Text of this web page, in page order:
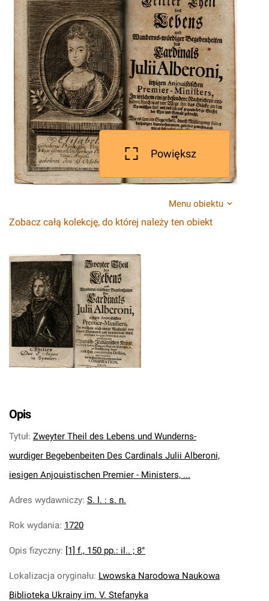
Powiększ
Menu obiektu
Zobacz całą kolekcję, do której należy ten obiekt
Opis
Tytuł: Zweyter Theil des Lebens und Wunderns-
wurdiger Begebenbeiten Des Cardinals Julii Alberoni,
iesigen Anjouistischen Premier - Ministers, ...
Adres wydawniczy: S. l. : s. n.
Rok wydania: 1720
Opis fizyczny: [1] f., 150 pp.: il.. ; 8°
Lokalizacja oryginału: Lwowska Narodowa Naukowa
Biblioteka Ukrainy im. V. Stefanyka